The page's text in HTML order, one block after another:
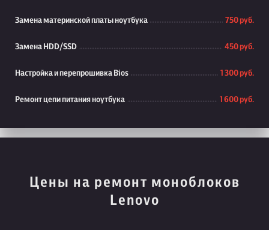
Замена материнской платы ноутбука 750 руб.
Замена HDD/SSD 450 руб.
Настройка и перепрошивка Bios 1 300 руб.
Ремонт цепи питания ноутбука 1 600 руб.
Цены на ремонт моноблоков
Lenovo